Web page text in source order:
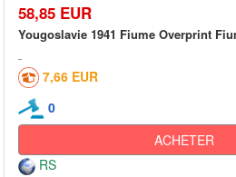
58,85 EUR
Yougoslavie 1941 Fiume Overprint
7,66 EUR
0
ACHETER
RS